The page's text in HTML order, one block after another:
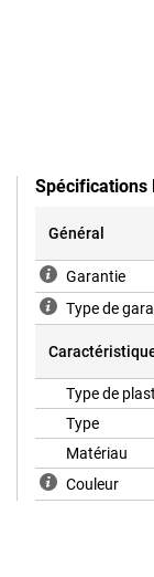
Spécifications
Général
Garantie
Type de
Type de
Type
Matériau
Couleur